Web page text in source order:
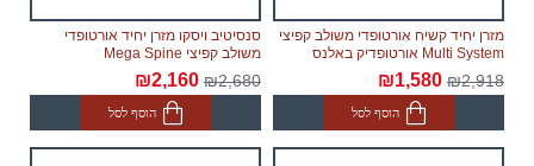
מזרן יחיד קשיח אורטופדי משולב קפיצי
Multi System אורטופדיק באלנס
₪2,918
₪1,580
הוסף לסל
סנסיטיב ויסקו מזרן יחיד אורטופדי
משולב קפיצי Mega Spine
₪2,680
₪2,160
הוסף לסל